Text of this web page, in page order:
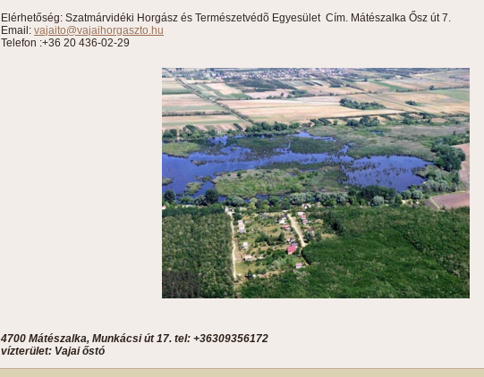
Elérhetőség: Szatmárvidéki Horgász és Természetvédõ Egyesület Cím. Mátészalka Ősz út 7.
Email: vajaito@vajaihorgaszto.hu
Telefon :+36 20 436-02-29
4700 Mátészalka, Munkácsi út 17. tel: +36309356172
vízterület: Vajai őstó